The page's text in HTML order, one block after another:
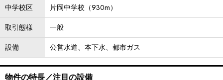
中学校区
片岡中学校（930m）
取引態様
一般
設備
公営水道、本下水、都市ガス
物件の特長／注目の設備